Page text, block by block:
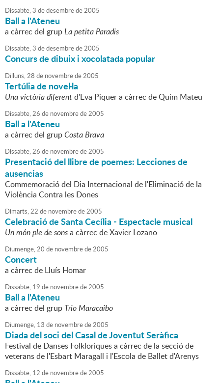
Dissabte,3 dedesembrede2005
Ball a l'Ateneu
a càrrec del grupLa petita Paradis
Dissabte,3 dedesembrede2005
Concurs de dibuix i xocolatada popular
Dilluns,28 de novembrede2005
Tertúlia de novel·la
Una victòria diferentd'Eva Piquer a càrrec de Quim Mateu
Dissabte,26 de novembrede2005
Ball a l'Ateneu
a càrrec del grupCosta Brava
Dissabte,26 de novembrede2005
Presentació del llibre de poemes: Lecciones de
ausencias
Commemoració del Dia Internacional de l'Eliminació de la
Violència Contra les Dones
Dimarts,22 de novembrede2005
Celebració de Santa Cecília - Espectacle musical
Un món ple de sonsa càrrec de Xavier Lozano
Diumenge,20 de novembrede2005
Concert
a càrrec de Lluís Homar
Dissabte, 19 de novembrede2005
Ball a l'Ateneu
a càrrec del grup Trio Maracaibo
Diumenge, 13 de novembrede2005
Diada del soci del Casal de Joventut Seràfica
Festival de Danses Folkloriques a càrrec de la secció de
veterans de l'Esbart Maragall i l'Escola de Ballet d'Arenys
Dissabte, 12 de novembrede2005